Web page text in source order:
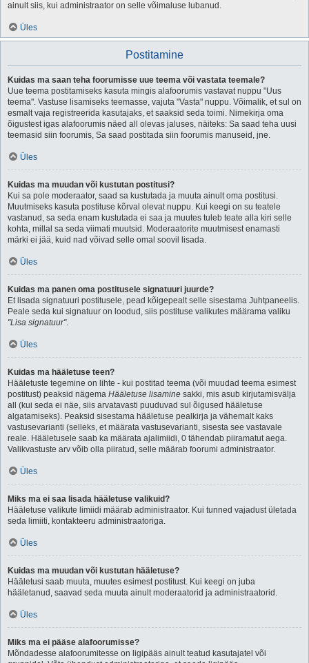
ainult siis, kui administraator on selle võimaluse lubanud.
Üles
Postitamine
Kuidas ma saan teha foorumisse uue teema või vastata teemale?
Uue teema postitamiseks kasuta mingis alafoorumis vastavat nuppu "Uus
teema". Vastuse lisamiseks teemasse, vajuta "Vasta" nuppu. Võimalik, et sul on
esmalt vaja registreerida kasutajaks, et saaksid seda toimi. Nimekirja oma
õigustest igas alafoorumis näed all olevas jaluses, näiteks: Sa saad teha uusi
teemasid siin foorumis, Sa saad postitada siin foorumis manuseid, jne.
Üles
Kuidas ma muudan või kustutan postitusi?
Kui sa pole moderaator, saad sa kustutada ja muuta ainult oma postitusi.
Muutmiseks kasuta postituse kõrval olevat nuppu. Kui keegi on su teatele
vastanud, sa seda enam kustutada ei saa ja muutes tuleb teate alla kiri selle
kohta, millal sa seda viimati muutsid. Moderaatorite muutmisest enamasti
märki ei jää, kuid nad võivad selle omal soovil lisada.
Üles
Kuidas ma panen oma postitusele signatuuri juurde?
Et lisada signatuuri postitusele, pead kõigepealt selle sisestama Juhtpaneelis.
Peale seda kui signatuur on loodud, siis postituse valikutes määrama valiku
"Lisa signatuur".
Üles
Kuidas ma hääletuse teen?
Hääletuste tegemine on lihte - kui postitad teema (või muudad teema esimest
postitust) peaksid nägema Hääletuse lisamine sakki, mis asub kirjutamisvälja
all (kui seda ei näe, siis arvatavasti puuduvad sul õigused hääletuse
algatamiseks). Peaksid sisestama hääletuse pealkirja ja vähemalt kaks
vastusevarianti (selleks, et määrata vastusevarianti, sisesta see vastavale
reale. Hääletusele saab ka määrata ajalimiidi, 0 tähendab piiramatut aega.
Valikvastuste arv võib olla piiratud, selle määrab foorumi administraator.
Üles
Miks ma ei saa lisada hääletuse valikuid?
Hääletuse valikute limiidi määrab administraator. Kui tunned vajadust ületada
seda limiiti, kontakteeru administraatoriga.
Üles
Kuidas ma muudan või kustutan hääletuse?
Hääletusi saab muuta, muutes esimest postitust. Kui keegi on juba
hääletanud, saavad seda muuta ainult moderaatorid ja administraatorid.
Üles
Miks ma ei pääse alafoorumisse?
Mõndadesse alafoorumitesse on ligipääs ainult teatud kasutajatel või